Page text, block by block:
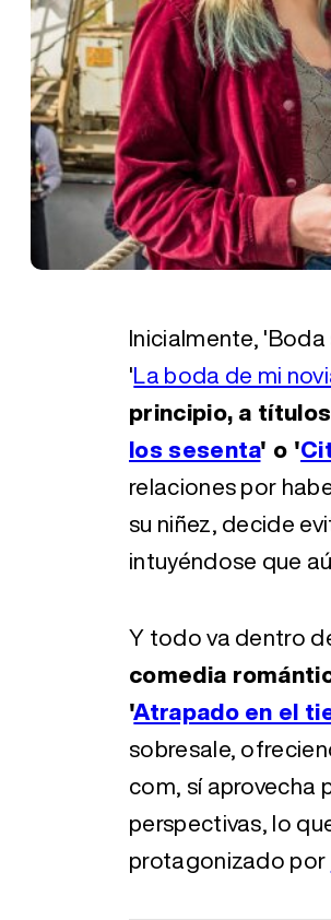
Inicialmente,
'La boda de mi
principio, a
los sesenta' o '
relaciones por
su niñez, decide
intuyéndose que
Y todo va dentro
comedia
'Atrapado en el
sobresale,
com, sí aprovecha
perspectivas, lo
protagonizado por